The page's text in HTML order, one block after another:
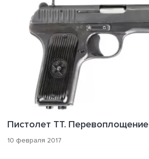
Пистолет ТТ. Перевоплощение
10 февраля 2017